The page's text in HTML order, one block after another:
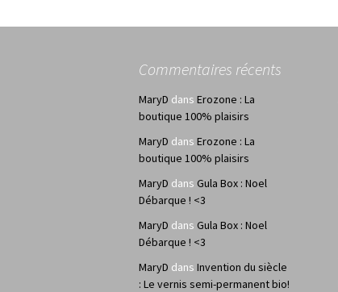
Commentaires récents
MaryD dans Erozone : La
boutique 100% plaisirs
MaryD dans Erozone : La
boutique 100% plaisirs
MaryD dans Gula Box : Noel
Débarque ! <3
MaryD dans Gula Box : Noel
Débarque ! <3
MaryD dans Invention du siècle
: Le vernis semi-permanent bio!